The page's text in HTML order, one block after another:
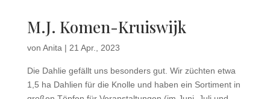
M.J. Komen-Kruiswijk
von Anita | 21 Apr., 2023
Die Dahlie gefällt uns besonders gut. Wir züchten etwa
1,5 ha Dahlien für die Knolle und haben ein Sortiment in